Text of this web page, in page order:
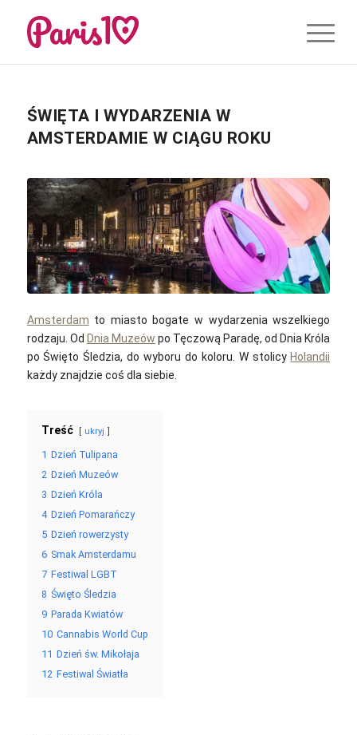
ŚWIĘTA I WYDARZENIA W
AMSTERDAMIE W CIĄGU ROKU
Amsterdam to miasto bogate w wydarzenia wszelkiego
rodzaju. Od Dnia Muzeów po Tęczową Paradę, od Dnia Króla
po Święto Śledzia, do wyboru do koloru. W stolicyHolandii
każdy znajdzie coś dla siebie.
Treść ukryj
1 Dzień Tulipana
2 Dzień Muzeów
3 Dzień Króla
4 Dzień Pomarańczy
5 Dzień rowerzysty
6 Smak Amsterdamu
7 Festiwal LGBT
8 Święto Śledzia
9 Parada Kwiatów
10 Cannabis World Cup
11 Dzień św. Mikołaja
12 Festiwal Światła